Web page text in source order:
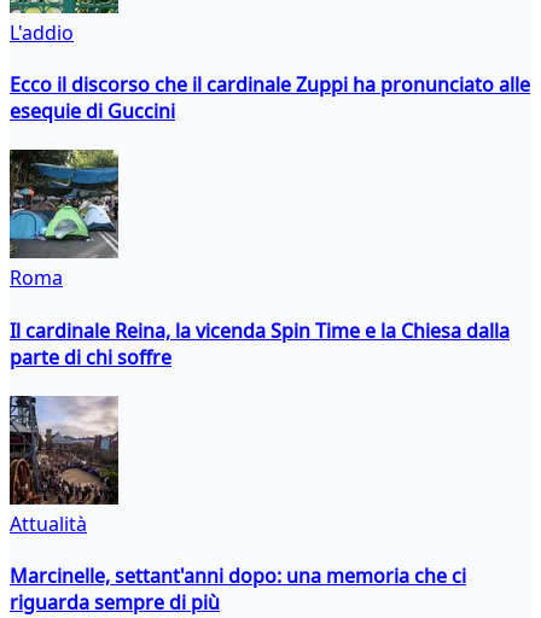
L'addio
Ecco il discorso che il cardinale Zuppi ha pronunciato alle
esequie di Guccini
Roma
Il cardinale Reina, la vicenda Spin Time e la Chiesa dalla
parte di chi soffre
Attualità
Marcinelle, settant'anni dopo: una memoria che ci
riguarda sempre di più